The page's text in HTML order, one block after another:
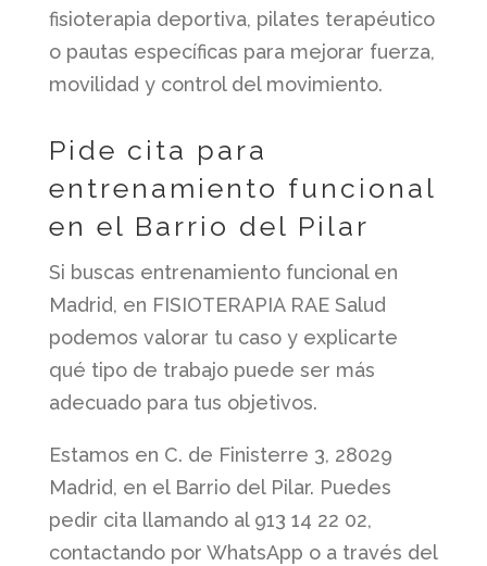
fisioterapia deportiva, pilates terapéutico
o pautas específicas para mejorar fuerza,
movilidad y control del movimiento.
Pide cita para
entrenamiento funcional
en el Barrio del Pilar
Si buscas entrenamiento funcional en
Madrid, en FISIOTERAPIA RAE Salud
podemos valorar tu caso y explicarte
qué tipo de trabajo puede ser más
adecuado para tus objetivos.
Estamos en C. de Finisterre 3, 28029
Madrid, en el Barrio del Pilar. Puedes
pedir cita llamando al 913 14 22 02,
contactando por WhatsApp o a través del